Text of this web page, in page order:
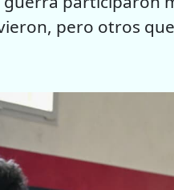
pero otros